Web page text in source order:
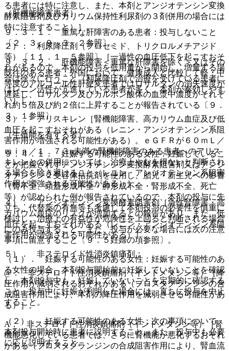
る患者には特に注意し、また、本剤とアンジオテンシン変換
酵素阻害剤及びカリウム保持性利尿剤の３剤併用の場合には
特に注意すること）］。
２）． 利尿降圧剤（フロセミド、トリクロルメチアジド
等）〔１１．１．５参照〕［一過性の血圧低下を起こすおそ
れがあるので、本剤の投与を低用量から開始し、増量する場
合は徐々に行うこと（利尿降圧剤で治療を受けている患者に
はレニン活性が亢進している患者が多く、本剤が奏効しやす
い）］。
３）． アリスキレン［腎機能障害、高カリウム血症及び低
血圧を起こすおそれがある（レニン・アンジオテンシン系阻
害作用が増強される可能性がある）。ｅＧＦＲが６０ｍＬ／
ｍｉｎ／１．７３u未満の腎機能障害のある患者へのアリス
キレンとの併用については、治療上やむを得ないと判断され
る場合を除き避けること（レニン・アンジオテンシン系阻害
作用が増強される可能性がある）］。
４）． アンジオテンシン変換酵素阻害剤［急性腎障害・高
カリウム血症のリスクが増加するとの報告があり、また、低
血圧を起こすおそれがある（レニン・アンジオテンシン系阻
害作用が増強される可能性がある）］。
５）． 非ステロイド性消炎鎮痛剤：
@． 非ステロイド性消炎鎮痛剤（インドメタシン等）［降
圧作用が減弱されるおそれがある（プロスタグランジンの合
成阻害作用により、本剤の降圧作用を減弱させる可能性があ
る）］。
A． 非ステロイド性消炎鎮痛剤（インドメタシン等）［腎
機能悪化している患者では、さらに腎機能が悪化するおそれ
がある（プロスタグランジンの合成阻害作用により、腎血流
（肝機能障害患者）
９．３．１． 重篤な肝障害のある患者：投与しないこと
〔２．３、９．３．２参照〕。
９．３．２． 肝機能障害＜重篤な肝障害を除く＞又はその
既往のある患者：外国において、健康成人と比較して軽・中
等度のアルコール性肝硬変患者ではロサルタンの消失速度が
遅延し、ロサルタン及びカルボン酸体の血漿中濃度がそれぞ
れ約５倍及び約２倍に上昇することが報告されている〔９．
３．１参照〕。
（生殖能を有する者）
９．４．１． 妊娠する可能性のある女性：妊娠しているこ
とが把握されずアンジオテンシン変換酵素阻害剤又はアンジ
オテンシン２受容体拮抗剤を使用し、胎児・新生児への影響
（腎不全、頭蓋形成不全・肺形成不全・腎形成不全、死亡
等）が認められた例が報告されているので、本剤の投与に先
立ち、代替薬の有無等も考慮して本剤投与の必要性を慎重に
検討し、治療上の有益性が危険性を上回ると判断される場合
にのみ投与すること。また、投与が必要な場合には次の注意
事項に留意すること〔９．５妊婦の項参照〕。
（１）． 妊娠する可能性のある女性：妊娠する可能性のあ
る女性の場合、本剤投与開始前に妊娠していないことを確認
し、本剤投与中も、妊娠していないことを定期的に確認する
こと。投与中に妊娠が判明した場合には、直ちに投与を中止
すること。
（２）． 妊娠する可能性のある女性：次の事項について、
本剤投与開始時に患者に説明すること。また、投与中も必要
に応じ説明すること。